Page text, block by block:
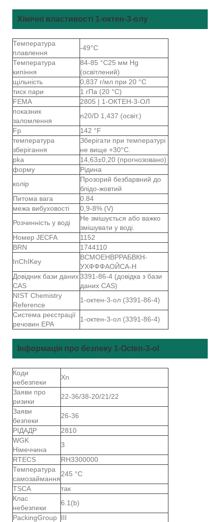
Хімічні властивості 1-октен-3-олу
Температура
плавлення
-49°C
Температура
кипіння
84-85 °C25 мм Hg
(освітлений)
щільність
0,837 г/мл при 20 °C
тиск пари
1 гПа (20 °C)
FEMA
2805 | 1-ОКТЕН-3-ОЛ
показник
заломлення
n20/D 1,437 (освіт.)
Fp
142 °F
температура
зберігання
Зберігати при температурі
не вище +30°C.
pka
14,63±0,20 (прогнозовано)
форму
Рідина
колір
Прозорий безбарвний до
блідо-жовтий
Питома вага
0.84
межа вибуховості
0,9-8% (V)
Розчинність у воді
Не змішується або важко
змішувати у воді.
Номер JECFA
1152
BRN
1744110
InChIKey
ВСМОЕНВРРАБВКН-
УХФФФАОЙСА-Н
Довідник бази даних
CAS
3391-86-4 (довідка з бази
даних CAS)
NIST Chemistry
Reference
1-октен-3-ол (3391-86-4)
Система реєстрації
речовин EPA
1-октен-3-ол (3391-86-4)
Інформація про безпеку 1-Octen-3-ol
Коди
небезпеки
Xn
Заяви про
ризики
22-36/38-20/21/22
Заяви
безпеки
26-36
РІДАДР
2810
WGK
Німеччина
3
RTECS
RH3300000
Температура
самозаймання
245 °C
TSCA
так
Клас
небезпеки
6.1(b)
PackingGroup III